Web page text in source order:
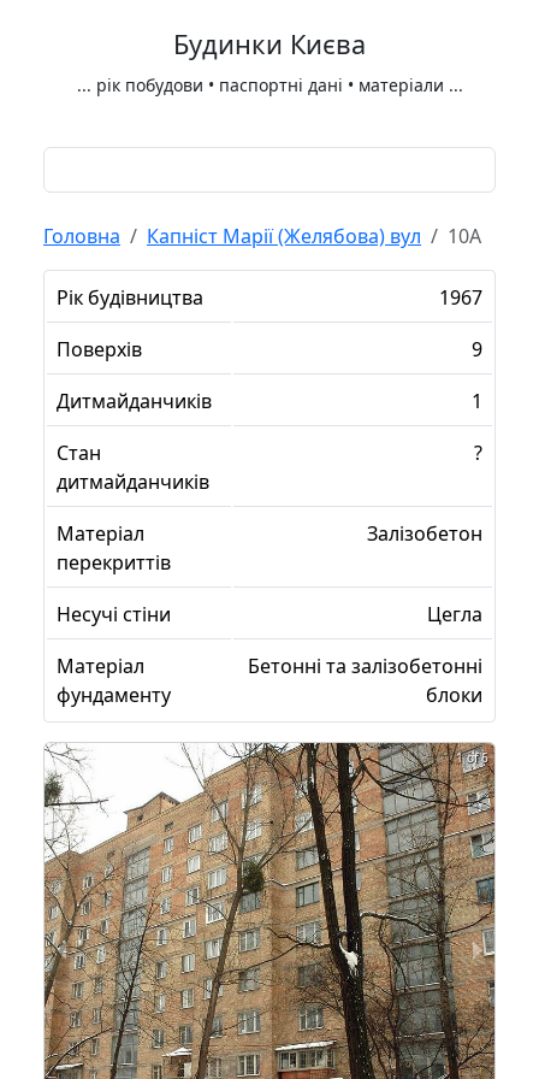
Будинки Києва
... рік побудови • паспортні дані • матеріали ...
Головна Капніст Марії (Желябова) вул 10А
Рік будівництва
1967
Поверхів
9
Дитмайданчиків
1
Стан
дитмайданчиків
?
Матеріал
перекриттів
Залізобетон
Несучі стіни
Цегла
Матеріал
фундаменту
Бетонні та залізобетонні
блоки
1 of 6